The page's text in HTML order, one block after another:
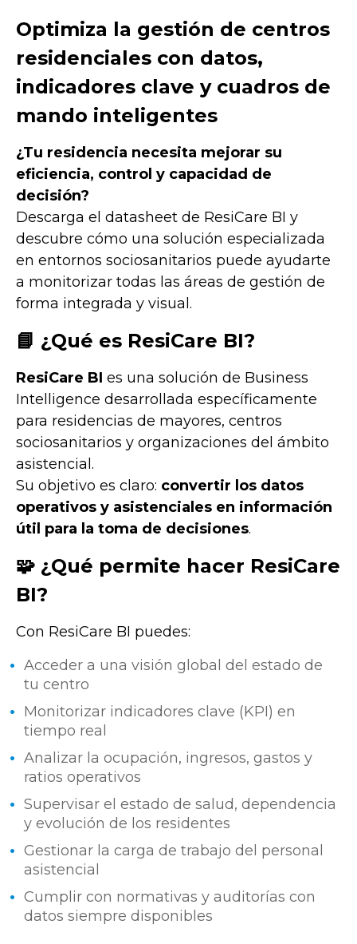
Optimiza la gestión de centros
residenciales con datos,
indicadores clave y cuadros de
mando inteligentes
¿Tu residencia necesita mejorar su
eficiencia, control y capacidad de
decisión?
Descarga el datasheet de ResiCare BI y
descubre cómo una solución especializada
en entornos sociosanitarios puede ayudarte
a monitorizar todas las áreas de gestión de
forma integrada y visual.
📘 ¿Qué es ResiCare BI?
ResiCare BI es una solución de Business
Intelligence desarrollada específicamente
para residencias de mayores, centros
sociosanitarios y organizaciones del ámbito
asistencial.
Su objetivo es claro: convertir los datos
operativos y asistenciales en información
útil para la toma de decisiones.
🧩 ¿Qué permite hacer ResiCare
BI?
Con ResiCare BI puedes:
Acceder a una visión global del estado de
tu centro
Monitorizar indicadores clave (KPI) en
tiempo real
Analizar la ocupación, ingresos, gastos y
ratios operativos
Supervisar el estado de salud, dependencia
y evolución de los residentes
Gestionar la carga de trabajo del personal
asistencial
Cumplir con normativas y auditorías con
datos siempre disponibles